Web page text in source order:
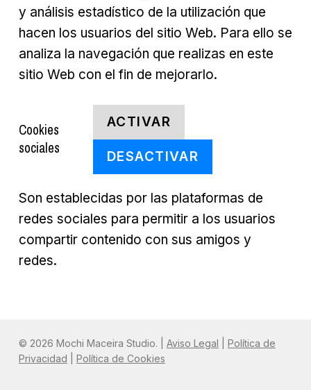
y análisis estadístico de la utilización que
hacen los usuarios del sitio Web. Para ello se
analiza la navegación que realizas en este
sitio Web con el fin de mejorarlo.
Cookies
sociales
ACTIVAR
DESACTIVAR
Son establecidas por las plataformas de
redes sociales para permitir a los usuarios
compartir contenido con sus amigos y
redes.
© 2026 Mochi Maceira Studio. | Aviso Legal
Política de
Privacidad
Política de Cookies